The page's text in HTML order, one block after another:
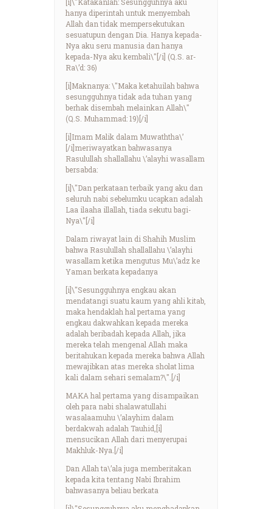
hanya diperintah untuk menyembah
Allah dan tidak mempersekutukan
sesuatupun dengan Dia. Hanya kepada-
Nya aku seru manusia dan hanya
kepada-Nya aku kembali\"[/i] (Q.S. ar-
Ra\’d: 36)
[i]Maknanya: \"Maka ketahuilah bahwa
sesungguhnya tidak ada tuhan yang
berhak disembah melainkan Allah\"
(Q.S. Muhammad: 19)[/i]
[i]Imam Malik dalam Muwaththa\’
[/i]meriwayatkan bahwasanya
Rasulullah shallallahu \’alayhi wasallam
bersabda:
[i]\"Dan perkataan terbaik yang aku dan
seluruh nabi sebelumku ucapkan adalah
Laa ilaaha illallah, tiada sekutu bagi-
Nya\"[/i]
Dalam riwayat lain di Shahih Muslim
bahwa Rasulullah shallallahu \’alayhi
wasallam ketika mengutus Mu\’adz ke
Yaman berkata kepadanya
[i]\"Sesungguhnya engkau akan
mendatangi suatu kaum yang ahli kitab,
maka hendaklah hal pertama yang
engkau dakwahkan kepada mereka
adalah beribadah kepada Allah, jika
mereka telah mengenal Allah maka
beritahukan kepada mereka bahwa Allah
mewajibkan atas mereka sholat lima
kali dalam sehari semalam?\".[/i]
MAKA hal pertama yang disampaikan
oleh para nabi shalawatullahi
wasalaamuhu \’alayhim dalam
berdakwah adalah Tauhid,[i]
mensucikan Allah dari menyerupai
Makhluk-Nya.[/i]
Dan Allah ta\’ala juga memberitakan
kepada kita tentang Nabi Ibrahim
bahwasanya beliau berkata